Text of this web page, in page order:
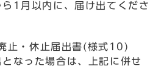
1月以内に、届け出てくださ
止・休止届出書(様式10)
なった場合は、上記に併せ